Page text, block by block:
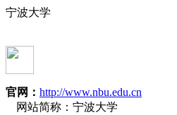
宁波大学
官网： http://www.nbu.edu.cn
网站简称： 宁波大学